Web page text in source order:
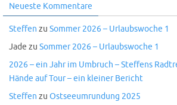
Neueste Kommentare
Steffen zu Sommer 2026 – Urlaubswoche 1
Jade zu Sommer 2026 – Urlaubswoche 1
2026 – ein Jahr im Umbruch – Steffens
Hände auf Tour – ein kleiner Bericht
Steffen zu Ostseeumrundung 2025